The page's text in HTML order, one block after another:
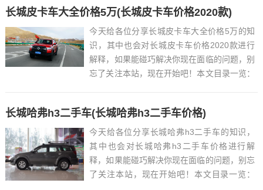
长城皮卡车大全价格5万(长城皮卡车价格2020款)
今天给各位分享长城皮卡车大全价格5万的知
识，其中也会对长城皮卡车价格2020款进行
解释，如果能碰巧解决你现在面临的问题，别
忘了关注本站，现在开始吧！本文目录一览：
长城哈弗h3二手车(长城哈弗h3二手车价格)
今天给各位分享长城哈弗h3二手车的知识，
其中也会对长城哈弗h3二手车价格进行解
释，如果能碰巧解决你现在面临的问题，别忘
了关注本站，现在开始吧！本文目录一览：